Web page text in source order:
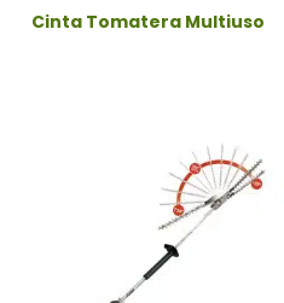
Cinta Tomatera Multiuso